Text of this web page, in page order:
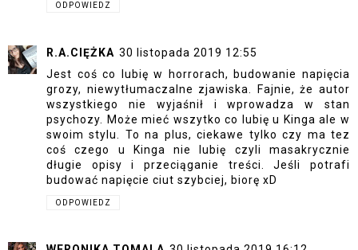
ODPOWIEDZ
R.A.CIĘŻKA 30 listopada 2019 12:55
Jest coś co lubię w horrorach, budowanie napięcia
grozy, niewytłumaczalne zjawiska. Fajnie, że autor
wszystkiego nie wyjaśnił i wprowadza w stan
psychozy. Może mieć wszytko co lubię u Kinga ale w
swoim stylu. To na plus, ciekawe tylko czy ma tez
coś czego u Kinga nie lubię czyli masakrycznie
długie opisy i przeciąganie treści. Jeśli potrafi
budować napięcie ciut szybciej, biorę xD
ODPOWIEDZ